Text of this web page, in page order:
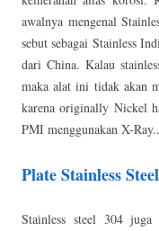
awalnya mengenal
sebut sebagai Stainless
dari China. Kalau
maka alat ini tidak akan
karena originally Nickel
PMI menggunakan X-
Plate Stainless
Stainless steel 304